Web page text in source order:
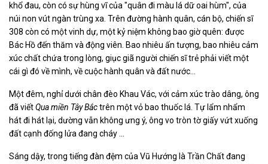
khổ đau, còn có sự hùng vĩ của "quân đi màu lá dữ oai hùm", của
núi non vút ngàn trùng xa. Trên đường hành quân, cán bộ, chiến sĩ
308 còn có một vinh dự, một kỷ niệm không bao giờ quên: được
Bác Hồ đến thăm và động viên. Bao nhiêu ấn tượng, bao nhiêu cảm
xúc chất chứa trong lòng, giục giã người chiến sĩ trẻ phải viết một
cái gì đó về mình, về cuộc hành quân và đất nước...
Một đêm, nghỉ dưới chân đèo Khau Vác, với cảm xúc trào dâng, ông
đã viếtQua miền Tây Bắctrên một vỏ bao thuốc lá. Tự lẩm nhẩm
hát đi hát lại, dường vẫn không ưng ý, ông vo tròn tờ giấy vứt xuống
đất cạnh đống lửa đang cháy ...
Sáng dậy, trong tiếng đàn đệm của Vũ Hướng là Trần Chất đang